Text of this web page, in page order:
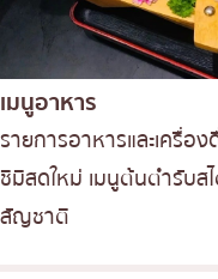
เมนูอาหาร
รายการอาหารและเครื่
ชิมิสดใหม่ เมนูต้นตำรับส
สัญชาติ